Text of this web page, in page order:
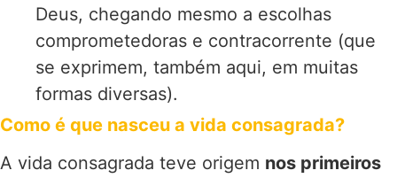
Deus, chegando mesmo a escolhas
comprometedoras e contracorrente (que
se exprimem, também aqui, em muitas
formas diversas).
Como é que nasceu a vida consagrada?
A vida consagrada teve origem nos primeiros